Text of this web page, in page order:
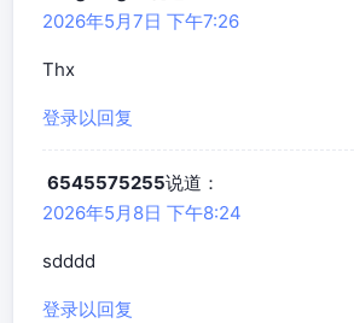
2026年5月7日 下午7:26
Thx
登录以回复
6545575255说道：
2026年5月8日 下午8:24
sdddd
登录以回复